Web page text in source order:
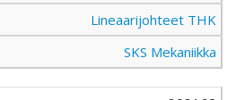
Lineaarijohteet THK
SKS Mekaniikka